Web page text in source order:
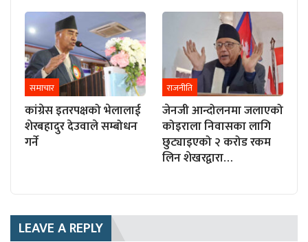
समाचार
कांग्रेस इतरपक्षको भेलालाई
शेरबहादुर देउवाले सम्बोधन
गर्ने
राजनीति
जेनजी आन्दोलनमा जलाएको
कोइराला निवासका लागि
छुट्याइएको २ करोड रकम
लिन शेखरद्वारा…
LEAVE A REPLY